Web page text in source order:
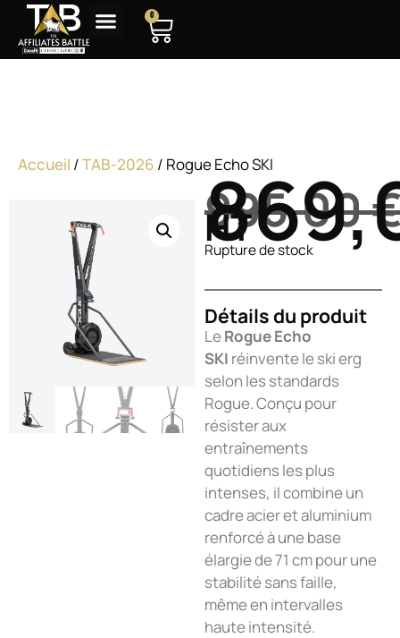
0
Rogue Echo SKI
Accueil /TAB-2026 / Rogue Echo SKI
995,00
HT
Rupture de stock
Détails du produit
Le Rogue Echo
SKI réinvente le ski erg
selon les standards
Rogue. Conçu pour
résister aux
entraînements
quotidiens les plus
intenses, il combine un
cadre acier et aluminium
renforcé à une base
élargie de 71 cm pour une
stabilité sans faille,
même en intervalles
haute intensité.